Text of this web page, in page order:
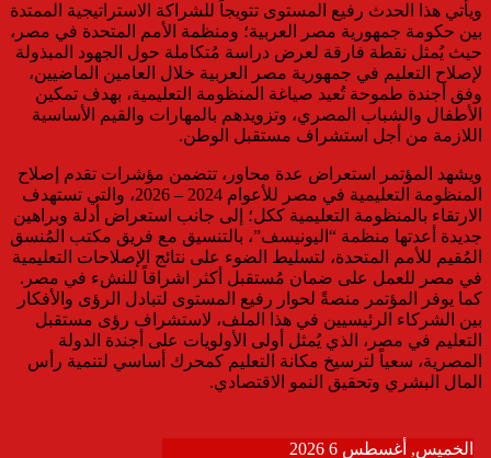
ويأتي هذا الحدث رفيع المستوى تتويجاً للشراكة الاستراتيجية الممتدة
بين حكومة جمهورية مصر العربية؛ ومنظمة الأمم المتحدة في مصر،
حيث يُمثل نقطة فارقة لعرض دراسة مُتكاملة حول الجهود المبذولة
لإصلاح التعليم في جمهورية مصر العربية خلال العامين الماضيين،
وفق أجندة طموحة تُعيد صياغة المنظومة التعليمية، بهدف تمكين
الأطفال والشباب المصري، وتزويدهم بالمهارات والقيم الأساسية
اللازمة من أجل استشراف مستقبل الوطن.
ويشهد المؤتمر استعراض عدة محاور، تتضمن مؤشرات تقدم إصلاح
المنظومة التعليمية في مصر للأعوام 2024 – 2026، والتي تستهدف
الارتقاء بالمنظومة التعليمية ككل؛ إلى جانب استعراض أدلة وبراهين
جديدة أعدتها منظمة “اليونيسف”، بالتنسيق مع فريق مكتب المُنسق
المُقيم للأمم المتحدة، لتسليط الضوء على نتائج الإصلاحات التعليمية
في مصر للعمل على ضمان مُستقبل أكثر اشراقاً للنشء في مصر.
كما يوفر المؤتمر منصةً لحوار رفيع المستوى لتبادل الرؤى والأفكار
بين الشركاء الرئيسيين في هذا الملف، لاستشراف رؤى مستقبل
التعليم في مصر، الذي يُمثل أولى الأولويات على أجندة الدولة
المصرية، سعياً لترسيخ مكانة التعليم كمحرك أساسي لتنمية رأس
المال البشري وتحقيق النمو الاقتصادي.